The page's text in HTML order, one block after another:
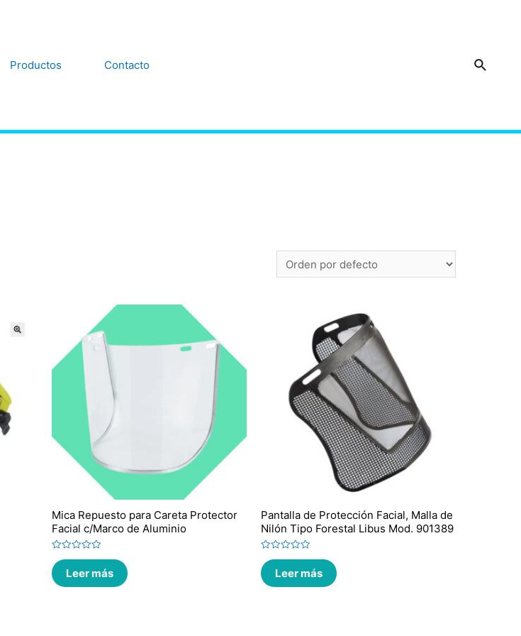
Productos Contacto Buscar
Mica Repuesto para Careta Protector
Facial c/Marco de Aluminio
Valorado
en
0
de
Leer más
Pantalla de Protección Facial, Malla de
Nilón Tipo Forestal Libus Mod. 901389
Valorado
en
0
de
Leer más